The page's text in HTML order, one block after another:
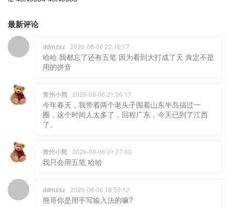
最新评论
ddmzxz 2026-08-06 22:15:17
哈哈 我都忘了还有五笔 因为看到大打成了天 肯定不是
用的拼音
青州小熊 2026-08-06 21:30:17
今年春天，我带着两个老头子围着山东半岛搞过一
圈，这个时间人太多了，回程广东，今天已到了江西
了。
青州小熊 2026-08-06 21:27:03
我只会用五笔 哈哈
ddmzxz 2026-08-06 18:50:12
熊哥你是用手写输入法的嘛?